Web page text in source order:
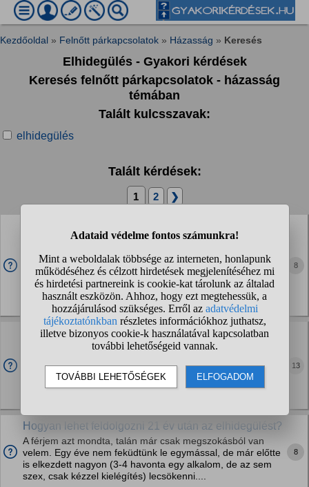
Kezdőoldal » Felnőtt párkapcsolatok » Házasság » Keresés
Elhidegülés - Gyakori kérdések
Keresés felnőtt párkapcsolatok - házasság
témában
Talált kulcsszavak:
elhidegülés
Talált kérdések:
1 2 ❯
mára a másik semmibe vétele, megalázása? Nyilván
a nagy...
Igaz itt egy elment más irányba a csevegés, engem viszont
a hétköznapivá, egy szinte "semmi extra" tetté vált
félrelépések rendkívüli elburjánzása, tehát a megcsaládok
megnövekedett száma (illetve...
8
Már lep meg a férjem úgy, mint korábban.
Természetes, hogy nem kapok tőle ajándékot? N
bonbonommal, rózsával, ruhával, nyaklánccal, elvitt
valahova, leste a kívánságomat. Ha írtam neki este, hogy
13
Hogyan lehet feldolgozni 21 év után az elhidegülést?
A férjem azt mondta, talán már csak megszokásból van
velem. Egy éve nem feküdtünk le egymással, de már előtte
is elkezdett nagyon (3-4 havonta egy alkalom, de az sem
szex, csak kézzel kielégítés) lecsökenni....
8